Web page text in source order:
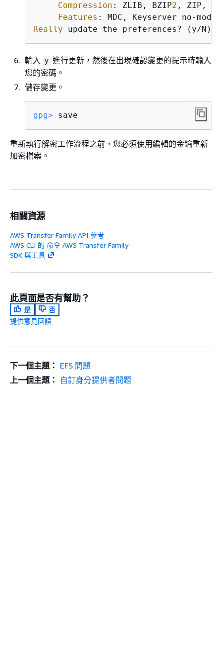
Compression : ZLIB, BZIP2 , ZIP,
Features
Really update the preferences? (y/N)
輸入 y 進行更新，然後在出現確認變更的提示時輸入
您的密碼。
儲存變更。
gpg> save
重新執行解密工作流程之前，您必須使用編輯的金鑰重新
加密檔案。
相關資源
AWS Transfer Family API 參考
AWS CLI 的 命令 AWS Transfer Family
SDK 與工具
此頁面是否有幫助？
是
否
提供意見回饋
下一個主題： EFS 問題
上一個主題：
自訂身分提供者問題